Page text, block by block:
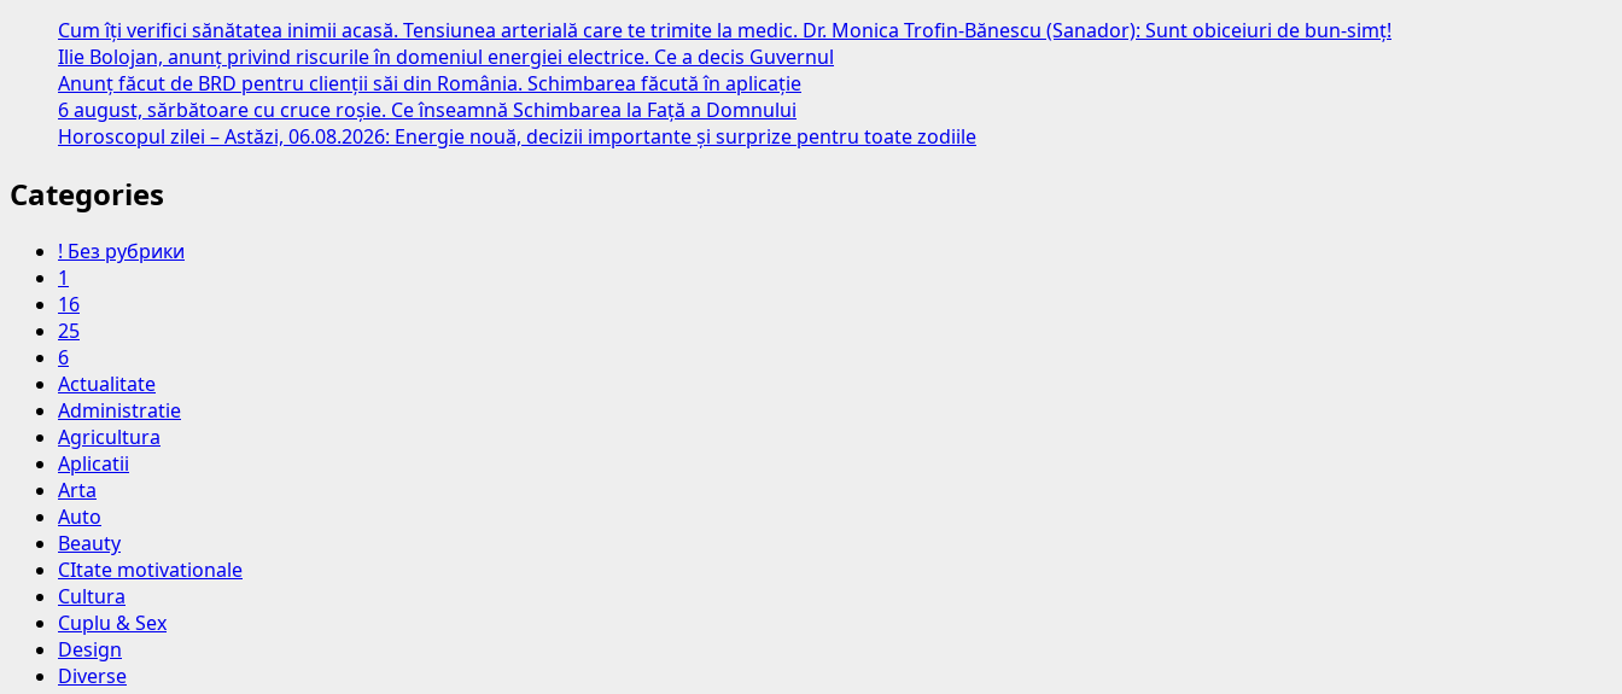
tinerilor
rămâne
la
un
nivel
–
în
Cum îți verifici sănătatea inimii acasă. Tensiunea arterială care te trimite la medic. Dr. Monica Trofin-Bănescu (Sanador): Sunt obiceiuri de bun-simț!
Ilie Bolojan, anunț privind riscurile în domeniul energiei electrice. Ce a decis Guvernul
Anunț făcut de BRD pentru clienții săi din România. Schimbarea făcută în aplicație
6 august, sărbătoare cu cruce roșie. Ce înseamnă Schimbarea la Față a Domnului
Horoscopul zilei – Astăzi, 06.08.2026: Energie nouă, decizii importante și surprize pentru toate zodiile
Categories
! Без рубрики
1
16
25
6
Actualitate
Administratie
Agricultura
Aplicatii
Arta
Auto
Beauty
CItate motivationale
Cultura
Cuplu & Sex
Design
Diverse